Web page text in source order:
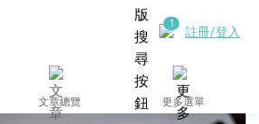
註冊/登入
文章總覽 更多選單